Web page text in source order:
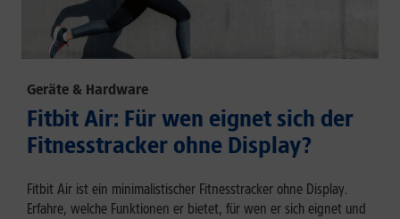
Geräte & Hardware
Fitbit Air: Für wen eignet sich der
Fitnesstracker ohne Display?
Fitbit Air ist ein minimalistischer Fitnesstracker ohne Display.
Erfahre, welche Funktionen er bietet, für wen er sich eignet und